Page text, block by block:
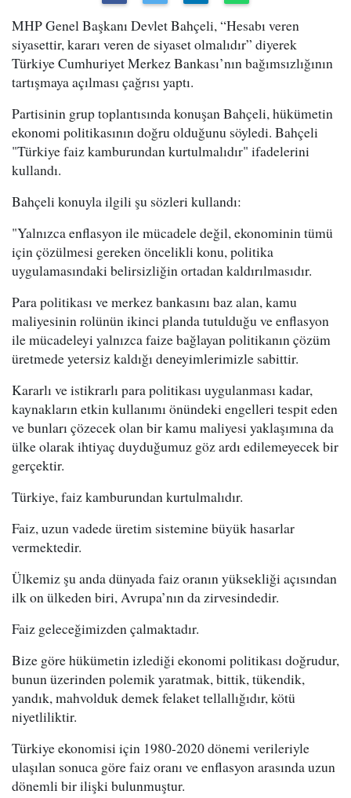
MHP Genel Başkanı Devlet Bahçeli, “Hesabı veren
siyasettir, kararı veren de siyaset olmalıdır” diyerek
Türkiye Cumhuriyet Merkez Bankası’nın bağımsızlığının
tartışmaya açılması çağrısı yaptı.
Partisinin grup toplantısında konuşan Bahçeli, hükümetin
ekonomi politikasının doğru olduğunu söyledi. Bahçeli
"Türkiye faiz kamburundan kurtulmalıdır" ifadelerini
kullandı.
Bahçeli konuyla ilgili şu sözleri kullandı:
"Yalnızca enflasyon ile mücadele değil, ekonominin tümü
için çözülmesi gereken öncelikli konu, politika
uygulamasındaki belirsizliğin ortadan kaldırılmasıdır.
Para politikası ve merkez bankasını baz alan, kamu
maliyesinin rolünün ikinci planda tutulduğu ve enflasyon
ile mücadeleyi yalnızca faize bağlayan politikanın çözüm
üretmede yetersiz kaldığı deneyimlerimizle sabittir.
Kararlı ve istikrarlı para politikası uygulanması kadar,
kaynakların etkin kullanımı önündeki engelleri tespit eden
ve bunları çözecek olan bir kamu maliyesi yaklaşımına da
ülke olarak ihtiyaç duyduğumuz göz ardı edilemeyecek bir
gerçektir.
Türkiye, faiz kamburundan kurtulmalıdır.
Faiz, uzun vadede üretim sistemine büyük hasarlar
vermektedir.
Ülkemiz şu anda dünyada faiz oranın yüksekliği açısından
ilk on ülkeden biri, Avrupa’nın da zirvesindedir.
Faiz geleceğimizden çalmaktadır.
Bize göre hükümetin izlediği ekonomi politikası doğrudur,
bunun üzerinden polemik yaratmak, bittik, tükendik,
yandık, mahvolduk demek felaket tellallığıdır, kötü
niyetliliktir.
Türkiye ekonomisi için 1980-2020 dönemi verileriyle
ulaşılan sonuca göre faiz oranı ve enflasyon arasında uzun
dönemli bir ilişki bulunmuştur.